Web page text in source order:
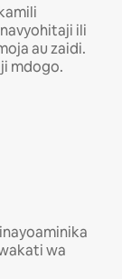
ili
au zaidi.
mdogo.
wa